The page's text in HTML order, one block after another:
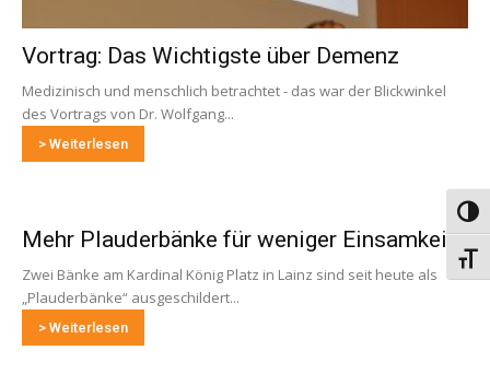
Vortrag: Das Wichtigste über Demenz
Medizinisch und menschlich betrachtet - das war der Blickwinkel
des Vortrags von Dr. Wolfgang...
> Weiterlesen
Mehr Plauderbänke für weniger Einsamkeit
Zwei Bänke am Kardinal König Platz in Lainz sind seit heute als
„Plauderbänke“ ausgeschildert...
> Weiterlesen